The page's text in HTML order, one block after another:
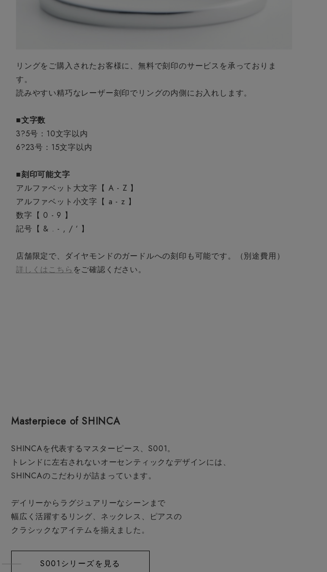
リングをご購入されたお客様に、無料で刻印のサービスを承っておりま
す。
読みやすい精巧なレーザー刻印でリングの内側にお入れします。
■文字数
3?5号：10文字以内
6?23号：15文字以内
■刻印可能文字
アルファベット大文字【 A - Z 】
アルファベット小文字【 a - z 】
数字【 0 - 9 】
記号【 & . - , / ‘ 】
店舗限定で、ダイヤモンドのガードルへの刻印も可能です。（別途費用）
詳しくはこちら をご確認ください。
Masterpiece of SHINCA
SHINCAを代表するマスターピース、S001。
トレンドに左右されないオーセンティックなデザインには、
SHINCAのこだわりが詰まっています。
デイリーからラグジュアリーなシーンまで
幅広く活躍するリング、ネックレス、ピアスの
クラシックなアイテムを揃えました。
S001シリーズを見る